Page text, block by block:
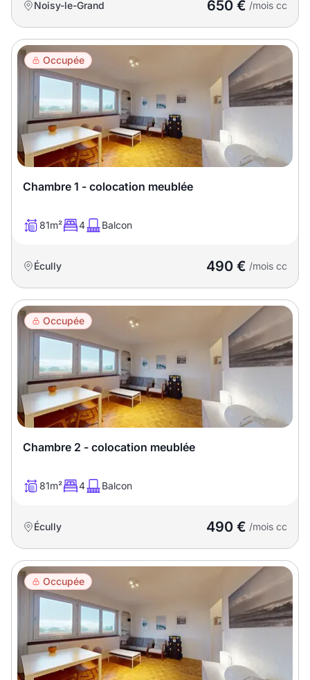
Noisy-le-Grand 650 € /mois cc
Occupée
Chambre 1 - colocation meublée
81m² 4 Balcon
Écully 490 € /mois cc
Occupée
Chambre 2 - colocation meublée
81m² 4 Balcon
Écully 490 € /mois cc
Occupée